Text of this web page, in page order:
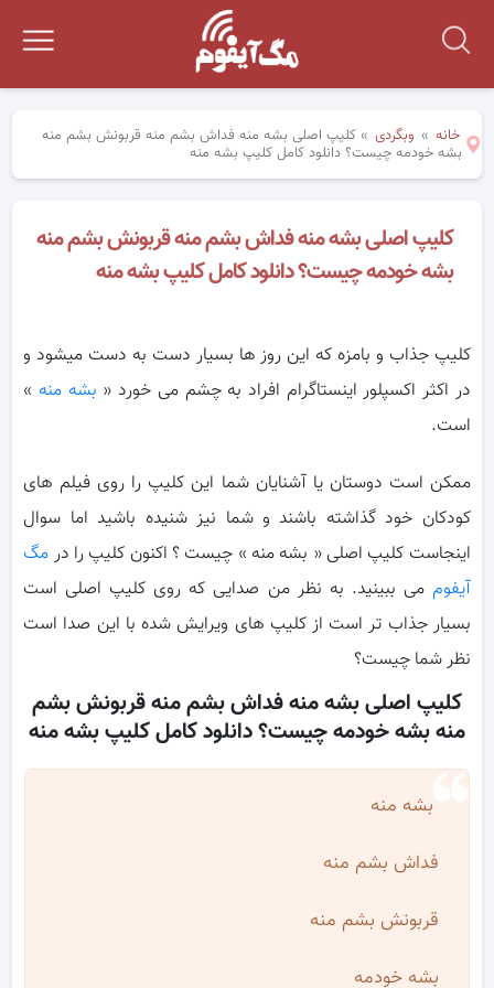
خانه » وبگردی »کلیپ اصلی بشه منه فداش بشم منه قربونش بشم منه
بشه خودمه چیست؟ دانلود کامل کلیپ بشه منه
کلیپ اصلی بشه منه فداش بشم منه قربونش بشم منه
بشه خودمه چیست؟ دانلود کامل کلیپ بشه منه
کلیپ جذاب و بامزه که این روز ها بسیار دست به دست میشود و
در اکثر اکسپلور اینستاگرام افراد به چشم می خورد « بشه منه »
است‌.
ممکن است دوستان یا آشنایان شما این کلیپ را روی فیلم های
کودکان خود گذاشته باشند و شما نیز شنیده باشید اما سوال
اینجاست کلیپ اصلی « بشه منه » چیست ؟ اکنون کلیپ را در مگ
آیفوم می ببینید. به نظر من صدایی که روی کلیپ اصلی است
بسیار جذاب تر است از کلیپ های ویرایش شده با این صدا است
نظر شما چیست؟‌
کلیپ اصلی بشه منه فداش بشم منه قربونش بشم
منه بشه خودمه چیست؟ دانلود کامل کلیپ بشه منه
بشه منه
فداش بشم منه
قربونش بشم منه
بشه خودمه